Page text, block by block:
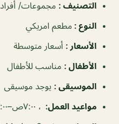
التصنيف : مجموعات/ أفراد
النوع : مطعم امريكي
الأسعار : أسعار متوسطة
الأطفال : مناسب للأطفال
الموسيقى : يوجد موسيقى
مواعيد العمل: ، ٧:٠٠ص–١٢:٠٠ص